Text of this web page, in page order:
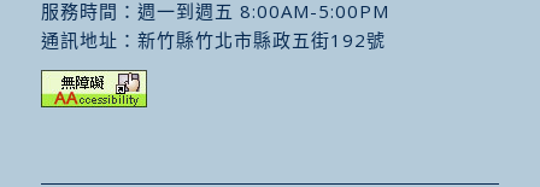
服務時間：週一到週五 8:00AM-5:00PM
通訊地址： 新竹縣竹北市縣政五街192號